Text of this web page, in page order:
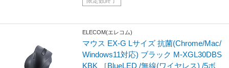
ELECOM(エレコム)
マウス EX-G Lサイズ 抗菌(Chrome/Mac/
Windows11対応) ブラック M-XGL30DBS
KBK ［BlueLED /無線(ワイヤレス) /5ボ